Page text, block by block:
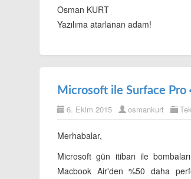
Osman KURT
Yazılıma atarlanan adam!
Microsoft ile Surface Pro
6. Ekim 2015 osmankurt
Merhabalar,
Microsoft gün itibarı ile
Macbook Air'den %50 daha